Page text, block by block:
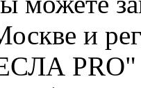
и
PRO"